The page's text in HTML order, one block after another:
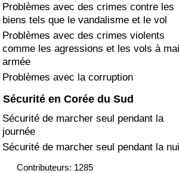
Problèmes avec des crimes contre les
biens tels que le vandalisme et le vol
Problèmes avec des crimes violents
comme les agressions et les vols à
armée
Problèmes avec la corruption
Sécurité en Corée du Sud
Sécurité de marcher seul pendant la
journée
Sécurité de marcher seul pendant la
Contributeurs: 1285
Indice de Pollution par Pays
Trafic
Indice de Trafic
Indice de Trafic (Actuel)
Indice de Trafic par Pays